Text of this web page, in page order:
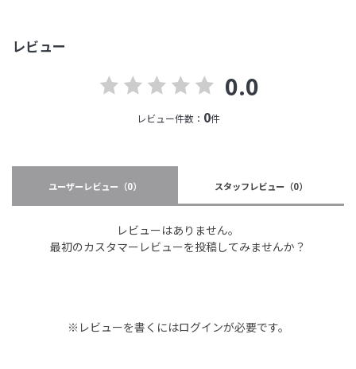
レビュー
0.0
レビュー件数： 0件
ユーザーレビュー （0） スタッフレビュー （0）
レビューはありません。
最初のカスタマーレビューを投稿してみませんか？
※レビューを書くにはログインが必要です。